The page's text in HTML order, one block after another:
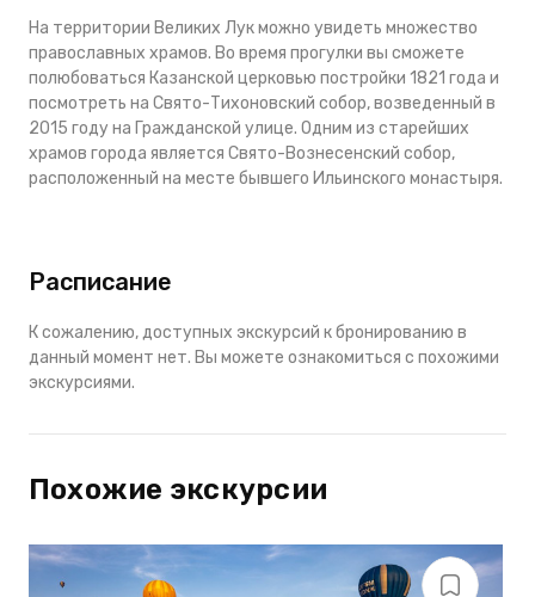
На территории Великих Лук можно увидеть множество
православных храмов. Во время прогулки вы сможете
полюбоваться Казанской церковью постройки 1821 года и
посмотреть на Свято-Тихоновский собор, возведенный в
2015 году на Гражданской улице. Одним из старейших
храмов города является Свято-Вознесенский собор,
расположенный на месте бывшего Ильинского монастыря.
Расписание
К сожалению, доступных экскурсий к бронированию в
данный момент нет. Вы можете ознакомиться с похожими
экскурсиями.
Похожие экскурсии